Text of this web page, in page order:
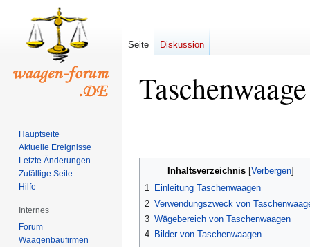
Taschenwaage
springen
springen
Inhaltsverzeichnis
1 Einleitung Taschenwaagen
2 Verwendungszweck von
3 Wägebereich von Taschenwaagen
4 Bilder von Taschenwaagen
Seite Diskussion
Hauptseite
Aktuelle Ereignisse
Letzte Änderungen
Zufällige Seite
Hilfe
Internes
Forum
Waagenbaufirmen